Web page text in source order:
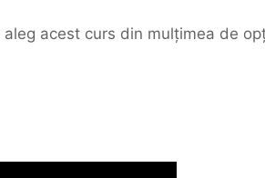
acest curs din mulțimea de